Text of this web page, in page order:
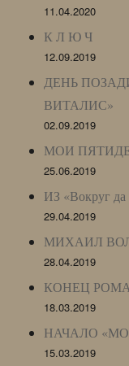
11.04.2020
К Л Ю Ч
12.09.2019
ДЕНЬ ПОЗАДИ
ВИТАЛИС»
02.09.2019
МОИ
25.06.2019
ИЗ «Вокруг да
29.04.2019
МИХАИЛ
28.04.2019
КОНЕЦ
18.03.2019
НАЧАЛО
15.03.2019